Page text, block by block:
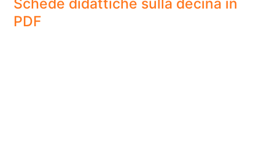
PDF